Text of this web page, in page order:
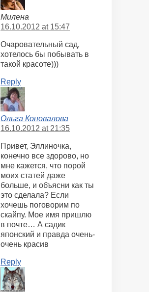
Милена
16.10.2012 at 15:47
Очаровательный сад,
хотелось бы побывать в
такой красоте)))
Reply
Ольга Коновалова
16.10.2012 at 21:35
Привет, Эллиночка,
конечно все здорово, но
мне кажется, что порой
моих статей даже
больше, и объясни как ты
это сделала? Если
хочешь поговорим по
скайпу. Мое имя пришлю
в почте… А садик
японский и правда очень-
очень красив
Reply